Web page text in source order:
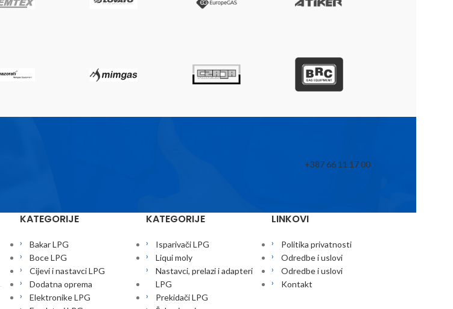
+387 66 11 17 00
KATEGORIJE
Bakar LPG
Boce LPG
Cijevi i nastavci LPG
Dodatna oprema
Elektronike LPG
KATEGORIJE
Isparivači LPG
Liqui moly
Nastavci, prelazi i adapteri
LPG
Prekidači LPG
LINKOVI
Politika privatnosti
Odredbe i uslovi
Odredbe i uslovi
Kontakt